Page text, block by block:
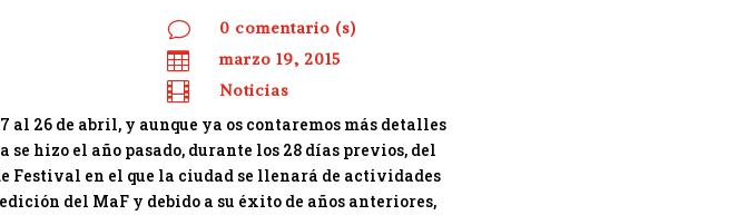
v 0 comentario (s)
 marzo 19, 2015
 Noticias
al 26 de abril, y aunque ya os contaremos más detalles
hizo el año pasado, durante los 28 días previos, del
Festival en el que la ciudad se llenará de actividades
del MaF y debido a su éxito de años anteriores,